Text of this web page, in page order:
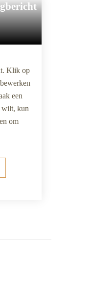
Klik op
een
wilt, kun
om